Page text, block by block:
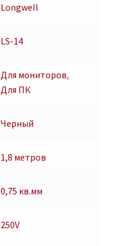
Longwell
LS-14
Для мониторов,
Для ПК
Черный
1,8 метров
0,75 кв.мм
250V